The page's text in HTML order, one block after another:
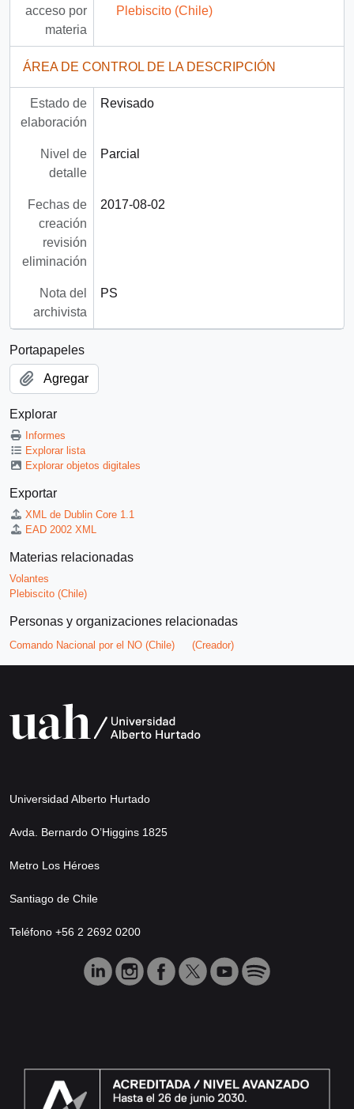
acceso por
materia
Plebiscito (Chile)
ÁREA DE CONTROL DE LA DESCRIPCIÓN
Estado de
elaboración
Revisado
Nivel de
detalle
Parcial
Fechas de
creación
revisión
eliminación
2017-08-02
Nota del
archivista
PS
Portapapeles
Agregar
Explorar
Informes
Explorar lista
Explorar objetos digitales
Exportar
XML de Dublin Core 1.1
EAD 2002 XML
Materias relacionadas
Volantes
Plebiscito (Chile)
Personas y organizaciones relacionadas
Comando Nacional por el NO (Chile) (Creador)
Universidad Alberto Hurtado
Avda. Bernardo O’Higgins 1825
Metro Los Héroes
Santiago de Chile
Teléfono +56 2 2692 0200